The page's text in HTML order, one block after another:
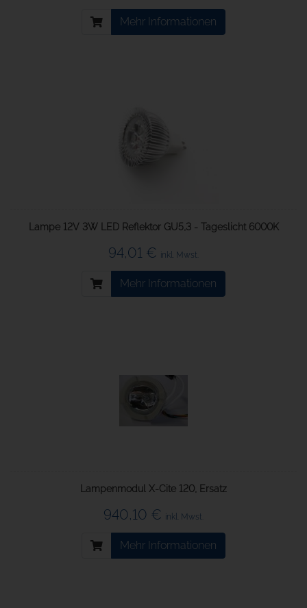
Mehr Informationen
Lampe 12V 3W LED Reflektor GU5,3 - Tageslicht 6000K
94,01 € inkl. Mwst.
Mehr Informationen
Lampenmodul X-Cite 120, Ersatz
940,10 € inkl. Mwst.
Mehr Informationen